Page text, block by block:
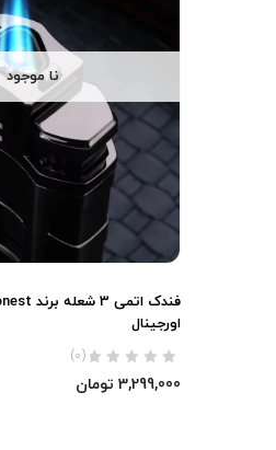
نا موجود
اورجینال
(0)
3,299,000 تومان